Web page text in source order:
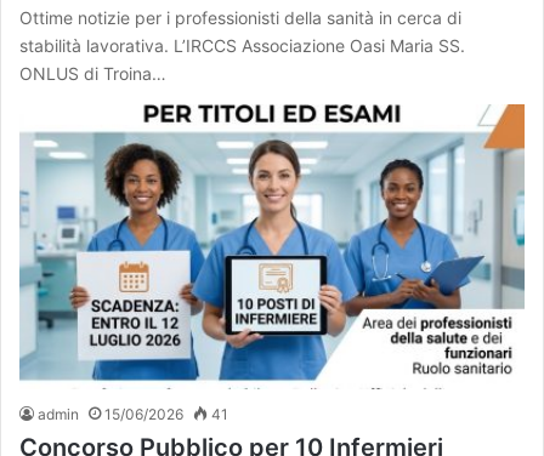
Ottime notizie per i professionisti della sanità in cerca di
stabilità lavorativa. L’IRCCS Associazione Oasi Maria SS.
ONLUS di Troina…
admin 15/06/2026 41
Concorso Pubblico per 10 Infermieri